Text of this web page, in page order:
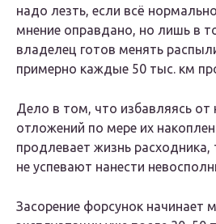
надо лезть, если всё
мнение оправдано, но лишь в
владелец готов менять
примерно каждые 50 тыс. км
Дело в том, что избавляясь от
отложений по мере их
продлевает жизнь расходника,
не успевают нанести
Засорение форсунок начинает